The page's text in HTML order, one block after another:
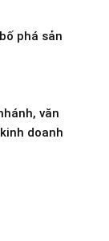
phá sản
văn
doanh